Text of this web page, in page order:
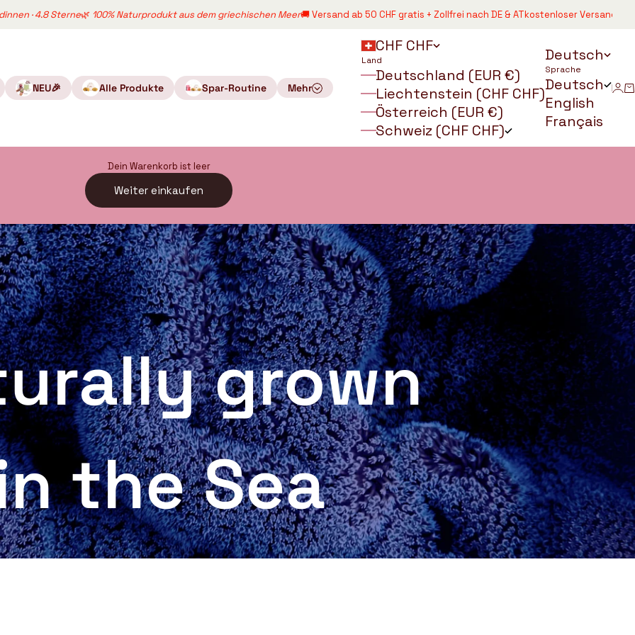
Sterne🌿100% Naturprodukt aus dem griechischen Meer🚚 Versand ab 50 CHF gratis + Zollfrei nach DE & ATkostenloser Versand ab 50 CHF
NEU🎉 Alle Produkte Spar-Routine Mehr
CHF CHF
Land
Deutschland (EUR €)
Liechtenstein (CHF CHF)
Österreich (EUR €)
Schweiz (CHF CHF)
Deutsch
Sprache
Deutsch
English
Français
Dein Warenkorb ist leer
Weiter einkaufen
grown
the Sea